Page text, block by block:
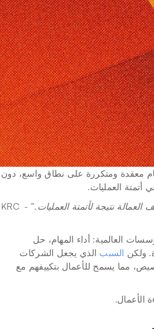
أتمتة العمليات.
” - KRC
ولكن السبب
الأعمال.